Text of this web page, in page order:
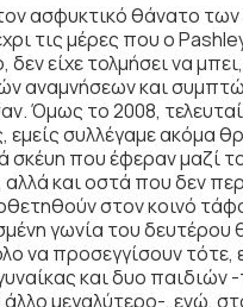
ασφυκτικό θάνατο
τις μέρες που ο
δεν είχε τολμήσει να
αναμνήσεων και
Όμως το 2008,
εμείς συλλέγαμε ακόμα
σκέυη που έφεραν μαζί
αλλά και οστά που δεν
στον κοινό
γωνία του δευτέρου
να προσεγγίσουν τότε,
και δυο παιδιών
μεγαλύτερο-, ενώ,